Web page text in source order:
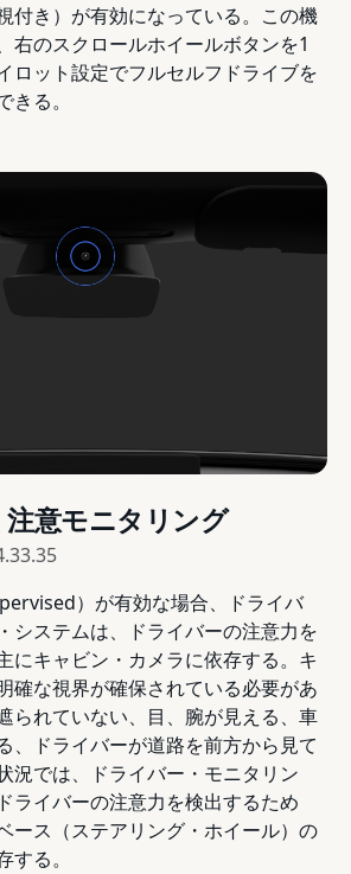
付き）が有効になっている。この機
右のスクロールホイールボタンを1
ロット設定でフルセルフドライブを
る。
意モニタリング
）が有効な場合、ドライバ
システムは、ドライバーの注意力を
にキャビン・カメラに依存する。キ
確な視界が確保されている必要があ
られていない、目、腕が見える、車
、ドライバーが道路を前方から見て
況では、ドライバー・モニタリン
ライバーの注意力を検出するため
ース（ステアリング・ホイール）の
る。